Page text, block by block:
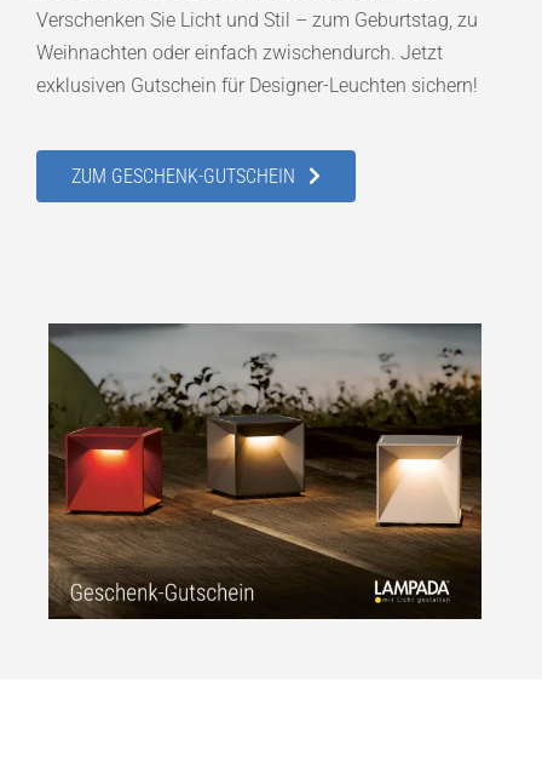
Verschenken Sie Licht und Stil – zum Geburtstag, zu
Weihnachten oder einfach zwischendurch. Jetzt
exklusiven Gutschein für Designer-Leuchten sichern!
ZUM GESCHENK-GUTSCHEIN